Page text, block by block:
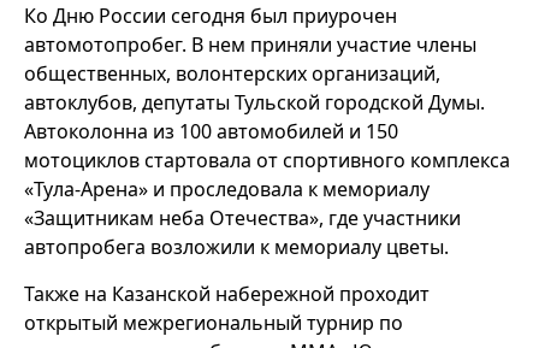
Ко Дню России сегодня был приурочен
автомотопробег. В нем приняли участие члены
общественных, волонтерских организаций,
автоклубов, депутаты Тульской городской Думы.
Автоколонна из 100 автомобилей и 150
мотоциклов стартовала от спортивного комплекса
«Тула-Арена» и проследовала к мемориалу
«Защитникам неба Отечества», где участники
автопробега возложили к мемориалу цветы.
Также на Казанской набережной проходит
открытый межрегиональный турнир по